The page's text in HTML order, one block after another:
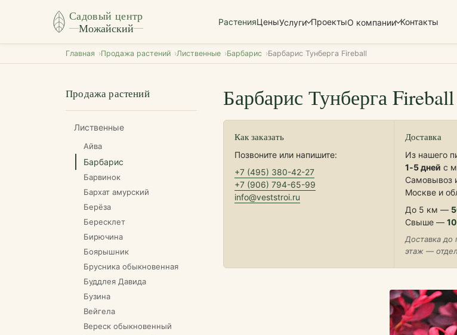
Садовый центр
Можайский
РастенияЦеныУслуги ПроектыО компании Контакты
Главная Продажа растений Лиственные Барбарис Барбарис Тунберга Fireball
Продажа растений
Лиственные
Айва
Барбарис
Барвинок
Бархат амурский
Берёза
Бересклет
Бирючина
Боярышник
Брусника обыкновенная
Буддлея Давида
Бузина
Вейгела
Вереск обыкновенный
Барбарис Тунберга Fireball
Как заказать
Позвоните или напишите:
+7 (495) 380-42-27
+7 (906) 794-65-99
info@veststroi.ru
Доставка
Из нашего
1‑5 дней с
Самовывоз
Москве и
До 5 км —
Свыше —
Доставка
этаж —